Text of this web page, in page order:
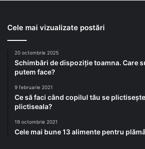
Cele mai vizualizate postări
20 octombrie 2025
Schimbări de dispoziție toamna. Care
putem face?
9 februarie 2021
Ce să faci când copilul tău se
plictiseala?
19 octombrie 2021
Cele mai bune 13 alimente pentru